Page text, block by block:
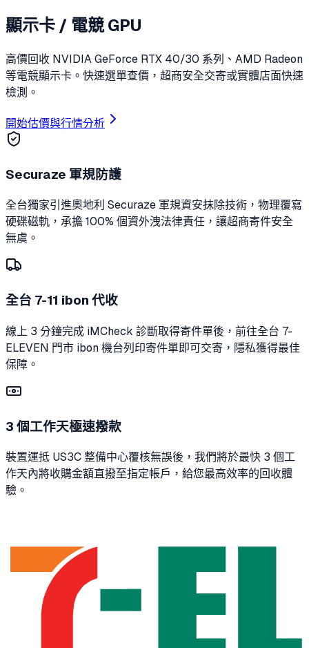
顯示卡 / 電競 GPU
高價回收 NVIDIA GeForce RTX 40/30 系列、AMD Radeon
等電競顯示卡。快速選單查價，超商安全交寄或實體店面快速
檢測。
開始估價與行情分析
Securaze 軍規防護
全台獨家引進奧地利 Securaze 軍規資安抹除技術，物理覆寫
硬碟磁軌，承擔 100% 個資外洩法律責任，讓超商寄件安全
無虞。
全台 7-11 ibon 代收
線上 3 分鐘完成 iMCheck 診斷取得寄件單後，前往全台 7-
ELEVEN 門市 ibon 機台列印寄件單即可交寄，隱私獲得最佳
保障。
3 個工作天極速撥款
裝置運抵 US3C 整備中心覆核無誤後，我們將於最快 3 個工
作天內將收購金額直撥至指定帳戶，給您最高效率的回收體
驗。